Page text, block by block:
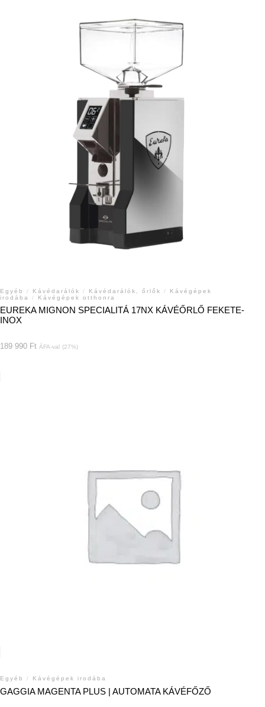
Egyéb / Kávédarálók / Kávédarálók, őrlők /
Kávégépek
irodába
/ Kávégépek otthonra
EUREKA MIGNON SPECIALITÁ 17NX KÁVÉŐRLŐ FEKETE-
INOX
189 990 Ft ÁFA-val (27%)
Egyéb / Kávégépek irodába
GAGGIA MAGENTA PLUS | AUTOMATA KÁVÉFŐZŐ